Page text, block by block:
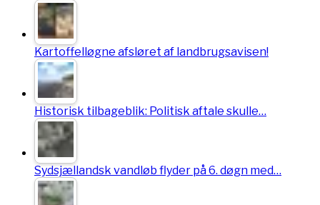
Kartoffelløgne afsløret af landbrugsavisen!
Historisk tilbageblik: Politisk aftale skulle…
Sydsjællandsk vandløb flyder på 6. døgn med…